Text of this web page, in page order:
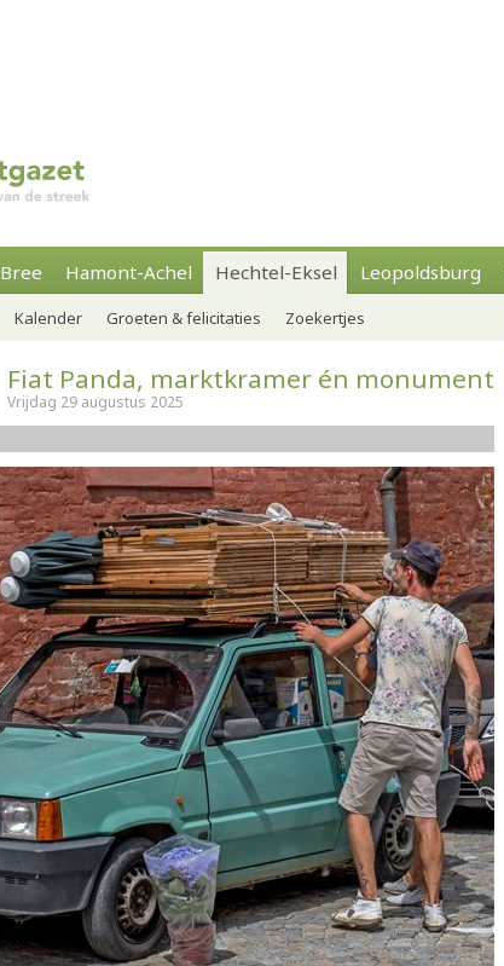
Bree Hamont-Achel Hechtel-Eksel Leopoldsburg
Kalender Groeten & felicitaties Zoekertjes
Fiat Panda, marktkramer én monument
Vrijdag 29 augustus 2025